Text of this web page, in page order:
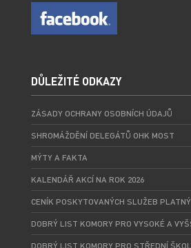
DŮLEŽITÉ ODKAZY
ZÁSADY OCHRANY OSOBNÍCH ÚDAJŮ
SHROMÁŽDĚNÍ DELEGÁTŮ OHK MOST
MÝTY A FAKTA
KALENDÁŘ AKCÍ NA ROK 2026
CENÍK POSKYTOVANÝCH SLUŽEB
DOBRÝ LIST KOMORY PRO VYSOKÉ A
DOBRÝ LIST KOMORY PRO STŘEDNÍ